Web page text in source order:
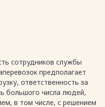
22
личности….
как
сферы
сотрудников службы
предполагает
ответственность за
большого числа людей,
в том числе, с решением